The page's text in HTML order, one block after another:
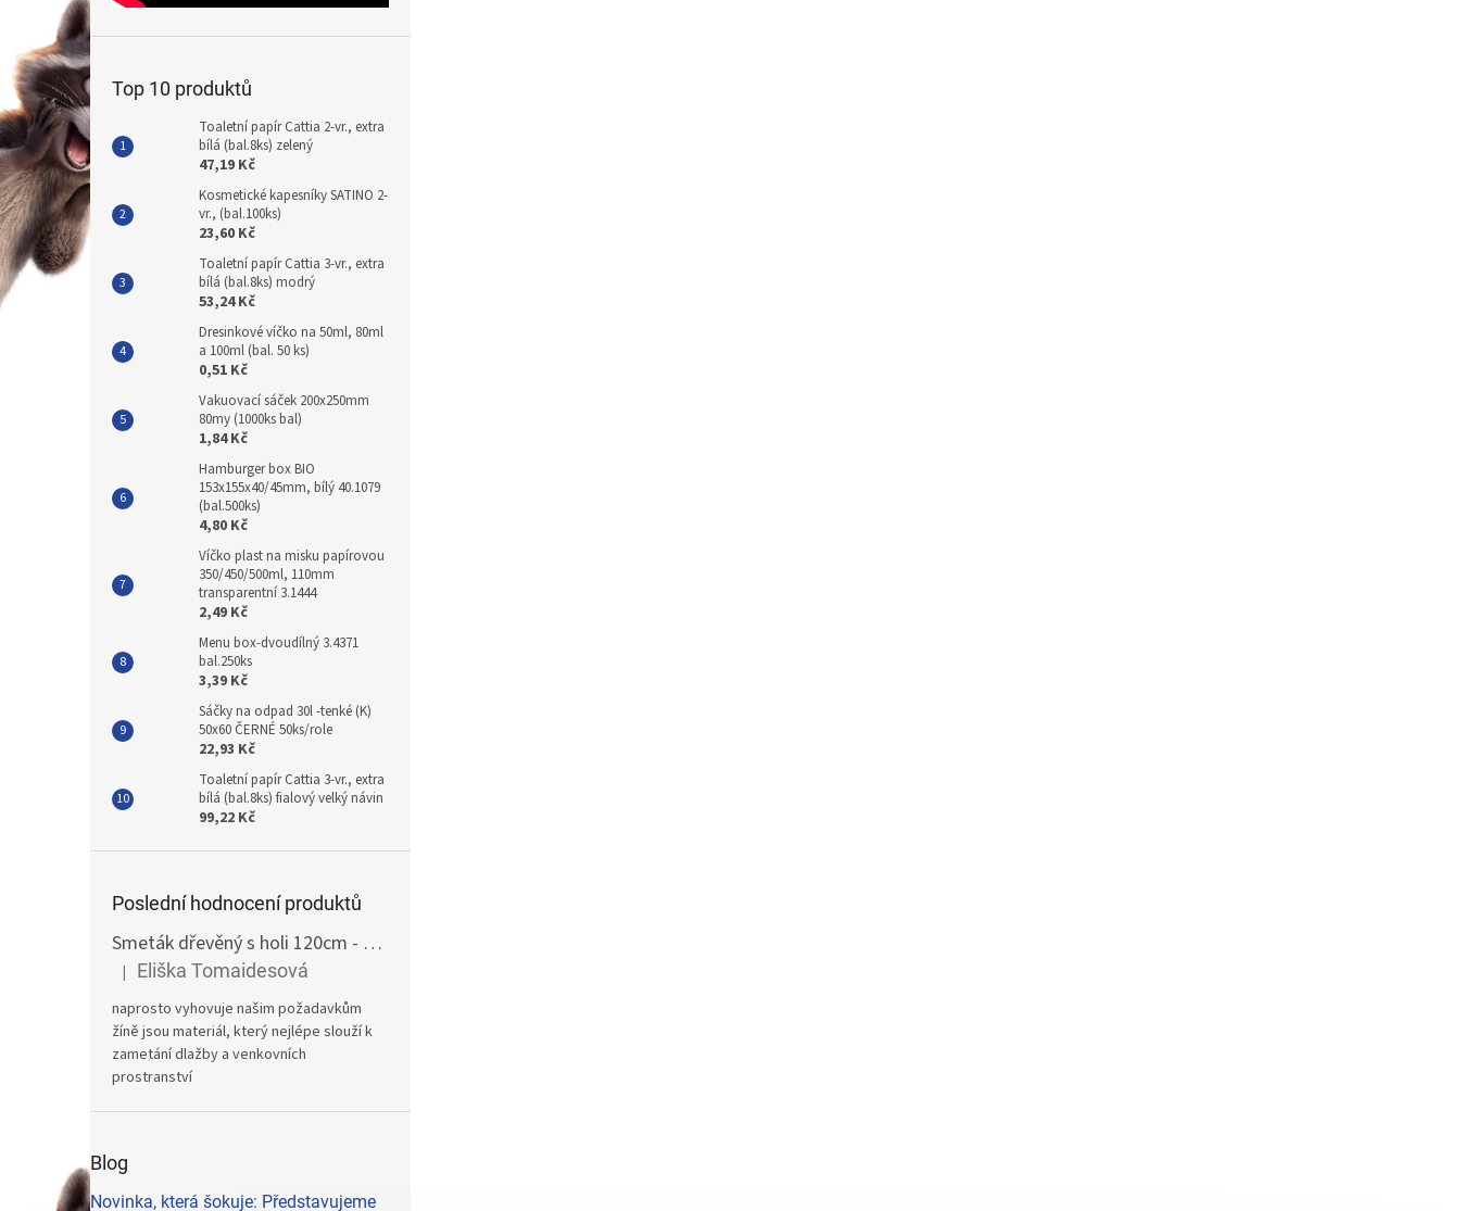
Top 10 produktů
Toaletní papír Cattia 2-vr., extra
bílá (bal.8ks) zelený
47,19 Kč
Kosmetické kapesníky SATINO 2-
vr., (bal.100ks)
23,60 Kč
Toaletní papír Cattia 3-vr., extra
bílá (bal.8ks) modrý
53,24 Kč
Dresinkové víčko na 50ml, 80ml
a 100ml (bal. 50 ks)
0,51 Kč
Vakuovací sáček 200x250mm
80my (1000ks bal)
1,84 Kč
Hamburger box BIO
153x155x40/45mm, bílý 40.1079
(bal.500ks)
4,80 Kč
Víčko plast na misku papírovou
350/450/500ml, 110mm
transparentní 3.1444
2,49 Kč
Menu box-dvoudílný 3.4371
bal.250ks
3,39 Kč
Sáčky na odpad 30l -tenké (K)
50x60 ČERNÉ 50ks/role
22,93 Kč
Toaletní papír Cattia 3-vr., extra
bílá (bal.8ks) fialový velký návin
99,22 Kč
Poslední hodnocení produktů
Smeták dřevěný s holi 120cm - žíně
Hodnocení produktu je 5 z 5 hvězdiček.
| Eliška Tomaidesová
naprosto vyhovuje našim požadavkům
žíně jsou materiál, který nejlépe slouží k
zametání dlažby a venkovních
prostranství
Blog
Novinka, která šokuje: Představujeme